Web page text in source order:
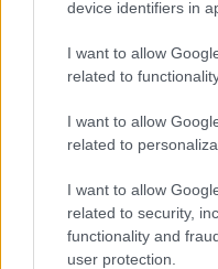
device identifiers in
I want to allow
related to
I want to allow
related to
I want to allow
related to security,
functionality and
user protection.